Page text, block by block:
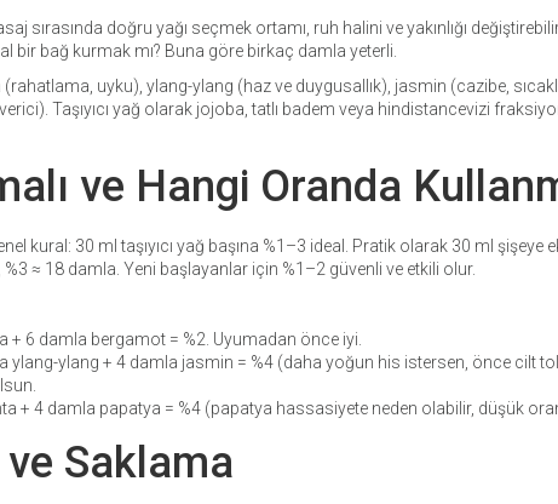
sırasında doğru yağı seçmek ortamı, ruh halini ve yakınlığı
bir bağ kurmak mı? Buna göre birkaç damla yeterli.
uyku), ylang-ylang (haz ve duygusallık), jasmin (cazibe,
Taşıyıcı yağ olarak jojoba, tatlı badem veya hindistancevizi
ve Hangi Oranda
kural: 30 ml taşıyıcı yağ başına %1–3 ideal. Pratik olarak 30 ml şişeye
%3 ≈ 18 damla. Yeni başlayanlar için %1–2 güvenli ve etkili olur.
+ 6 damla bergamot = %2. Uyumadan önce iyi.
ylang-ylang + 4 damla jasmin = %4 (daha yoğun his istersen, önce cilt
+ 4 damla papatya = %4 (papatya hassasiyete neden olabilir, düşük
Saklama